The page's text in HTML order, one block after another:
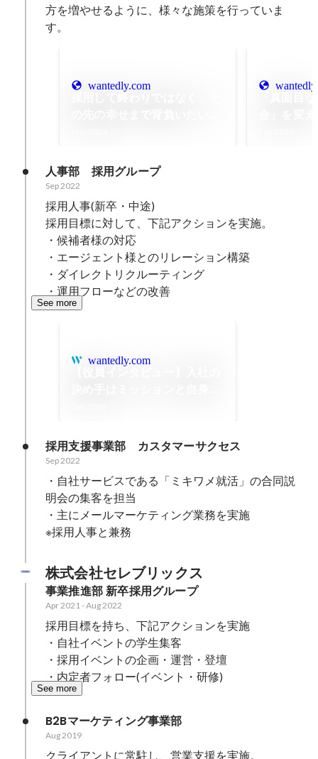
方を増やせるように、様々な施策を行っていま
す。
wantedly.com
係とは？
人事部　採用グループ
Sep 2022
採用人事(新卒・中途)
採用目標に対して、下記アクションを実施。
・候補者様の対応
・エージェント様とのリレーション構築
・ダイレクトリクルーティング
・運用フローなどの改善
See more
wantedly.com
ーディングマークの魅力とは
採用支援事業部　カスタマーサクセス
Sep 2022
・自社サービスである「ミキワメ就活」の合同説
明会の集客を担当
・主にメールマーケティング業務を実施
※採用人事と兼務
株式会社セレブリックス
事業推進部 新卒採用グループ
Apr 2021 -Aug 2022
採用目標を持ち、下記アクションを実施
・自社イベントの学生集客
・採用イベントの企画・運営・登壇
・内定者フォロー(イベント・研修)
See more
B2Bマーケティング事業部
Aug 2019
クライアントに常駐し、営業支援を実施。